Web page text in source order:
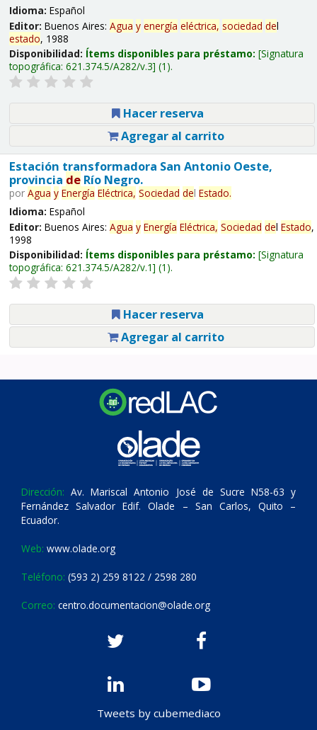
Idioma: Español
Editor: Buenos Aires: Agua y energía eléctrica, sociedad del
estado, 1988
Disponibilidad: Ítems disponibles para préstamo: Signatura
topográfica: 621.374.5/A282/v.3 (1).
Hacer reserva
Agregar al carrito
Estación transformadora San Antonio Oeste,
provincia deRío Negro.
por Agua y Energía Eléctrica, Sociedad del Estado.
Idioma: Español
Editor: Buenos Aires: Agua y Energía Eléctrica, Sociedad del Estado,
1998
Disponibilidad: Ítems disponibles para préstamo: Signatura
topográfica: 621.374.5/A282/v.1 (1).
Hacer reserva
Agregar al carrito
Dirección: Av. Mariscal Antonio José de Sucre N58-63 y
Fernández Salvador Edif. Olade – San Carlos, Quito –
Ecuador.
Web: www.olade.org
Teléfono: (593 2) 259 8122 / 2598 280
Correo: centro.documentacion@olade.org
Tweets by cubemediaco